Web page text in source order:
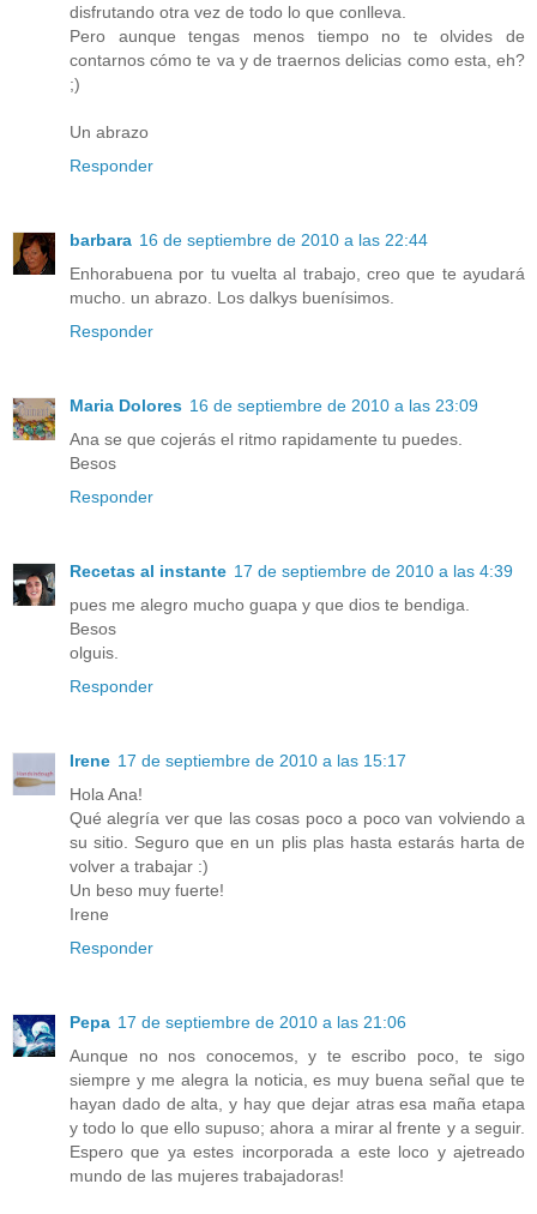
disfrutando otra vez de todo lo que conlleva.
Pero aunque tengas menos tiempo no te olvides de
contarnos cómo te va y de traernos delicias como esta, eh?
;)
Un abrazo
Responder
barbara 16 de septiembre de 2010 a las 22:44
Enhorabuena por tu vuelta al trabajo, creo que te ayudará
mucho. un abrazo. Los dalkys buenísimos.
Responder
Maria Dolores 16 de septiembre de 2010 a las 23:09
Ana se que cojerás el ritmo rapidamente tu puedes.
Besos
Responder
Recetas al instante 17 de septiembre de 2010 a las 4:39
pues me alegro mucho guapa y que dios te bendiga.
Besos
olguis.
Responder
Irene 17 de septiembre de 2010 a las 15:17
Hola Ana!
Qué alegría ver que las cosas poco a poco van volviendo a
su sitio. Seguro que en un plis plas hasta estarás harta de
volver a trabajar :)
Un beso muy fuerte!
Irene
Responder
Pepa 17 de septiembre de 2010 a las 21:06
Aunque no nos conocemos, y te escribo poco, te sigo
siempre y me alegra la noticia, es muy buena señal que te
hayan dado de alta, y hay que dejar atras esa maña etapa
y todo lo que ello supuso; ahora a mirar al frente y a seguir.
Espero que ya estes incorporada a este loco y ajetreado
mundo de las mujeres trabajadoras!